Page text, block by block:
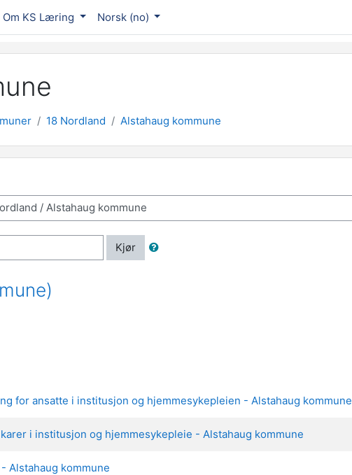
Om KS Læring Norsk ‎(no)‎
18 Nordland Alstahaug kommune
Kjør
for ansatte i institusjon og hjemmesykepleien - Alstahaug kommune
i institusjon og hjemmesykepleie - Alstahaug kommune
Alstahaug kommune